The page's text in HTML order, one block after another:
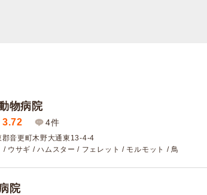
物病院
3.72 4件
郡音更町木野大通東13-4-4
/ ウサギ / ハムスター / フェレット / モルモット / 鳥
院